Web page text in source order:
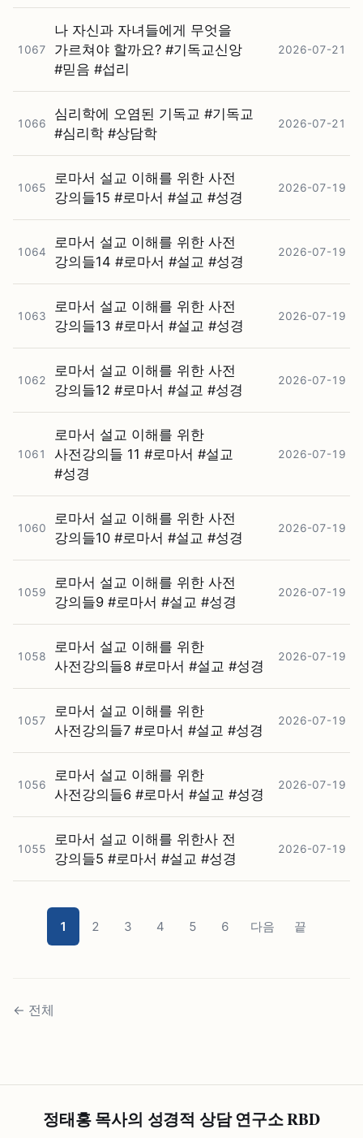
1067
나 자신과 자녀들에게 무엇을
가르쳐야 할까요? #⁠기독교신앙
#⁠믿음 #⁠섭리
2026-07-21
1066
심리학에 오염된 기독교 #⁠기독교
#⁠심리학 #⁠상담학
2026-07-21
1065
로마서 설교 이해를 위한 사전
강의들15 #⁠로마서 #⁠설교 #⁠성경
2026-07-19
1064
로마서 설교 이해를 위한 사전
강의들14 #⁠로마서 #⁠설교 #⁠성경
2026-07-19
1063
로마서 설교 이해를 위한 사전
강의들13 #⁠로마서 #⁠설교 #⁠성경
2026-07-19
1062
로마서 설교 이해를 위한 사전
강의들12 #⁠로마서 #⁠설교 #⁠성경
2026-07-19
1061
로마서 설교 이해를 위한
사전강의들 11 #⁠로마서 #⁠설교
#⁠성경
2026-07-19
1060
로마서 설교 이해를 위한 사전
강의들10 #⁠로마서 #⁠설교 #⁠성경
2026-07-19
1059
로마서 설교 이해를 위한 사전
강의들9 #⁠로마서 #⁠설교 #⁠성경
2026-07-19
1058
로마서 설교 이해를 위한
사전강의들8 #⁠로마서 #⁠설교 #⁠성경
2026-07-19
1057
로마서 설교 이해를 위한
사전강의들7 #⁠로마서 #⁠설교 #⁠성경
2026-07-19
1056
로마서 설교 이해를 위한
사전강의들6 #⁠로마서 #⁠설교 #⁠성경
2026-07-19
1055
로마서 설교 이해를 위한사 전
강의들5 #⁠로마서 #⁠설교 #⁠성경
2026-07-19
1 2 3 4 5 6 다음 끝
← 전체
정태홍 목사의 성경적 상담 연구소 RBD